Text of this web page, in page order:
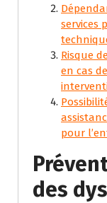
services
Risque
en cas
pour
des